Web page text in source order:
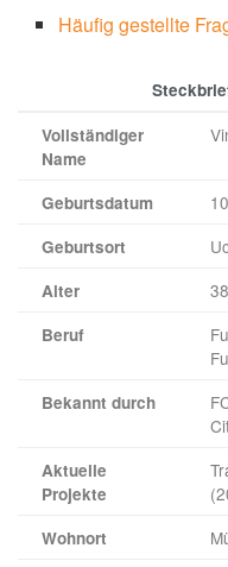
Häufig gestellte
Vollständiger
Name
Geburtsdatum
Geburtsort
Alter
Beruf
Bekannt durch
Aktuelle
Projekte
Wohnort